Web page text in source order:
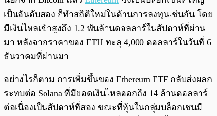
เป็นอันดับสอง ก็ทำสถิติใหม่ในด้านการลงทุนเช่นกัน โดย
มีเงินไหลเข้าสูงถึง 1.2 พันล้านดอลลาร์ในสัปดาห์ที่ผ่าน
มา หลังจากราคาของ ETH ทะลุ 4,000 ดอลลาร์ในวันที่ 6
ธันวาคมที่ผ่านมา
อย่างไรก็ตาม การเพิ่มขึ้นของ Ethereum ETF กลับส่งผลก
ระทบต่อ Solana ที่มียอดเงินไหลออกถึง 14 ล้านดอลลาร์
ต่อเนื่องเป็นสัปดาห์ที่สอง ขณะที่หุ้นในกลุ่มบล็อกเชนมี